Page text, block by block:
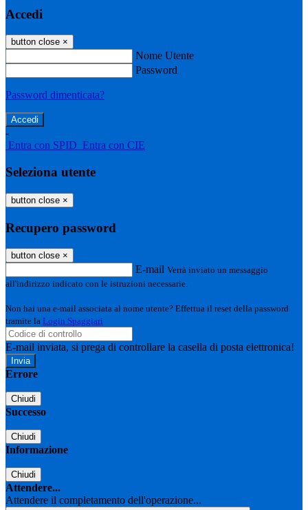
Accedi
button close ×
Nome Utente
Password
Password dimenticata?
-
Entra con SPID Entra con CIE
Seleziona utente
button close ×
Recupero password
button close ×
E-mail Verrà inviato un messaggio
all'indirizzo indicato con le istruzioni necessarie.
Non hai una e-mail associata al nome utente? Effettua il reset della password
tramite la Login Spaggiari
E-mail inviata, si prega di controllare la casella di posta elettronica!
Errore
Chiudi
Successo
Chiudi
Informazione
Chiudi
Attendere...
Attendere il completamento dell'operazione...